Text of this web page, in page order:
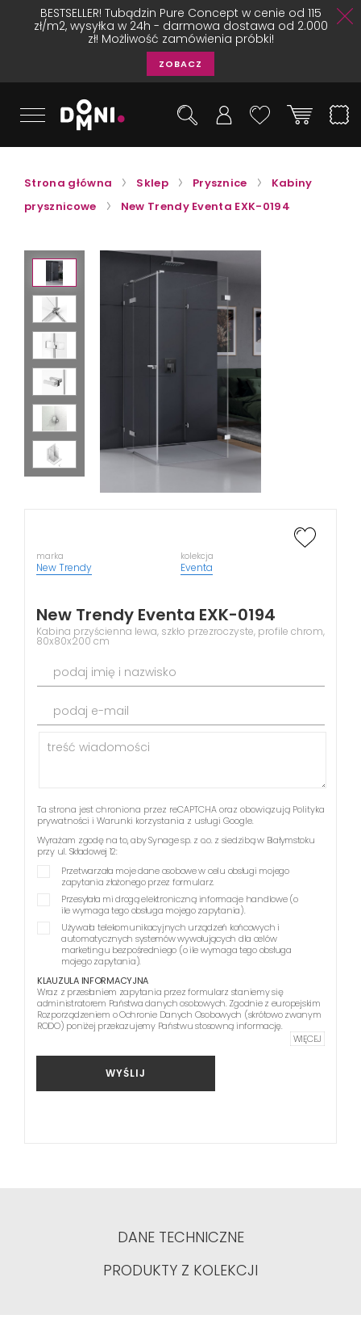
BESTSELLER! Tubądzin Pure Concept w cenie od 115
zł/m2, wysyłka w 24h - darmowa dostawa od 2.000
zł! Możliwość zamówienia próbki!
ZOBACZ
Strona główna Sklep Prysznice
Kabiny
prysznicowe
New Trendy Eventa EXK-0194
marka
New Trendy
kolekcja
Eventa
New Trendy Eventa EXK-0194
Kabina przyścienna lewa, szkło przezroczyste, profile chrom,
80x80x200 cm
podaj imię i nazwisko
podaj e-mail
Ta strona jest chroniona przez reCAPTCHA oraz obowiązują Polityka
prywatności i Warunki korzystania z usługi Google.
Wyrażam zgodę na to, aby Synage sp. z o.o. z siedzibą w Białymstoku
przy ul. Składowej 12:
Przetwarzała moje dane osobowe w celu obsługi mojego
zapytania złożonego przez formularz.
Przesyłała mi drogą elektroniczną informacje handlowe (o
ile wymaga tego obsługa mojego zapytania).
Używała telekomunikacyjnych urządzeń końcowych i
automatycznych systemów wywołujących dla celów
marketingu bezpośredniego (o ile wymaga tego obsługa
mojego zapytania).
KLAUZULA INFORMACYJNA
Wraz z przesłaniem zapytania przez formularz staniemy się
administratorem Państwa danych osobowych. Zgodnie z europejskim
Rozporządzeniem o Ochronie Danych Osobowych (skrótowo zwanym
RODO) poniżej przekazujemy Państwu stosowną informację.
WIĘCEJ
WYŚLIJ
DANE TECHNICZNE
PRODUKTY Z KOLEKCJI